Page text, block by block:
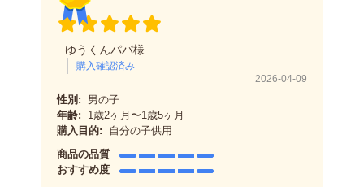
ゆうくんパパ様
購入確認済み
2026-04-09
性別:
男の子
年齢:
1歳2ヶ月〜1歳5ヶ月
購入目的:
自分の子供用
商品の品質
おすすめ度